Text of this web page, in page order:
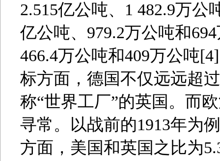
2.515亿公吨、1 482.9万公
亿公吨、979.2万公吨和
466.4万公吨和409万公吨
标方面，德国不仅远远超
称“世界工厂”的英国。而
寻常。以战前的1913年为
方面，美国和英国之比为